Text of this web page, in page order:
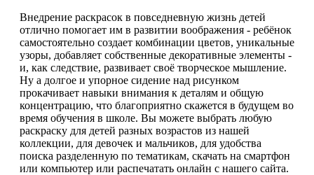
Внедрение раскрасок в повседневную жизнь детей
отлично помогает им в развитии воображения - ребёнок
самостоятельно создает комбинации цветов, уникальные
узоры, добавляет собственные декоративные элементы -
и, как следствие, развивает своё творческое мышление.
Ну а долгое и упорное сидение над рисунком
прокачивает навыки внимания к деталям и общую
концентрацию, что благоприятно скажется в будущем во
время обучения в школе. Вы можете выбрать любую
раскраску для детей разных возрастов из нашей
коллекции, для девочек и мальчиков, для удобства
поиска разделенную по тематикам, скачать на смартфон
или компьютер или распечатать онлайн с нашего сайта.